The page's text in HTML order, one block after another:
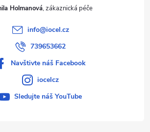
Holmanová
info@iocel.cz
739653662
Navštivte náš Facebook
iocelcz
Sledujte náš YouTube